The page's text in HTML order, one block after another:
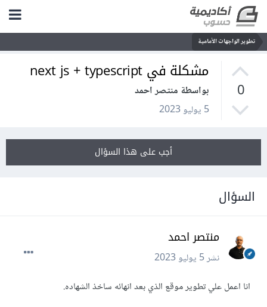
تطوير الواجهات الأمامية
0
مشكلة في next js + typescript
بواسطة منتصر احمد
5 يوليو 2023
أجب على هذا السؤال
السؤال
منتصر احمد
نشر5 يوليو 2023
انا اعمل علي تطوير موقع الذي بعد انهائه ساخذ الشهاده.